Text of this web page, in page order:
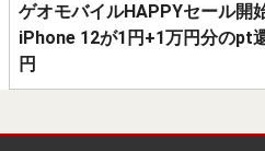
ゲオモバイルHAPPYセール開
iPhone 12が1円+1万円分のpt
円